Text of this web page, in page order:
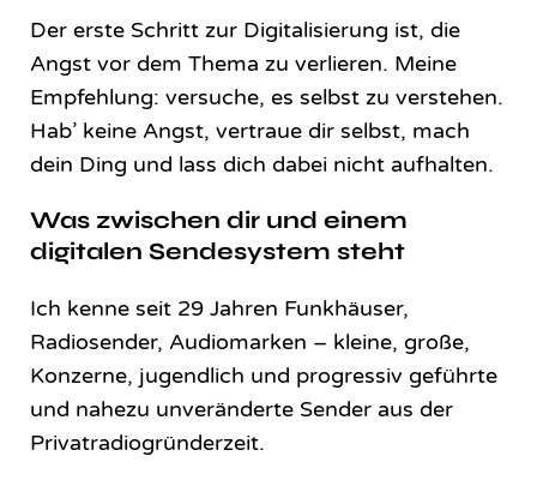
Der erste Schritt zur Digitalisierung ist, die
Angst vor dem Thema zu verlieren. Meine
Empfehlung: versuche, es selbst zu verstehen.
Hab’ keine Angst, vertraue dir selbst, mach
dein Ding und lass dich dabei nicht aufhalten.
Was zwischen dir und einem
digitalen Sendesystem steht
Ich kenne seit 29 Jahren Funkhäuser,
Radiosender, Audiomarken – kleine, große,
Konzerne, jugendlich und progressiv geführte
und nahezu unveränderte Sender aus der
Privatradiogründerzeit.